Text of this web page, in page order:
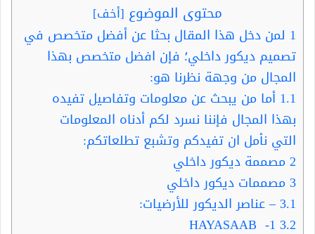
محتوى الموضوع [أخف]
1 لمن دخل هذا المقال بحثا عن أفضل متخصص في
تصميم ديكور داخلي؛ فإن افضل متخصص بهذا
المجال من وجهة نظرنا هو:
1.1 أما من يبحث عن معلومات وتفاصيل تفيده
بهذا المجال فإننا نسرد لكم أدناه المعلومات
التي نأمل ان تفيدكم وتشبع تطلعاتكم:
2مصممة ديكور داخلي
3مصممات ديكور داخلي
3.1– عناصر الديكور للأرضيات:
3.2